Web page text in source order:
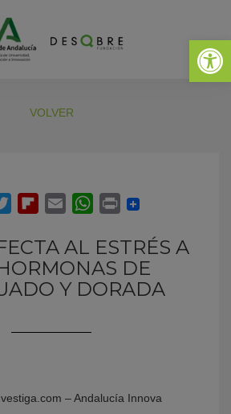
Abrir
VOLVER
AL ESTRÉS A
DE
Y DORADA
– Andalucía Innova